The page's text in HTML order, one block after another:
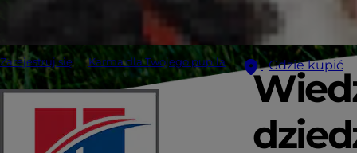
Zarejestruj się Karma dla Twojego pupila Gdzie kupić